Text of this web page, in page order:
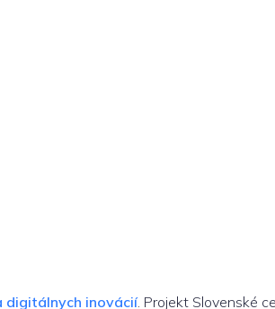
digitálnych inovácií. Projekt Slovenské